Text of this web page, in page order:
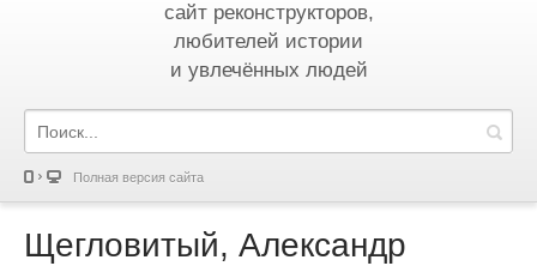
сайт реконструкторов,
любителей истории
и увлечённых людей
Полная версия сайта
Щегловитый, Александр